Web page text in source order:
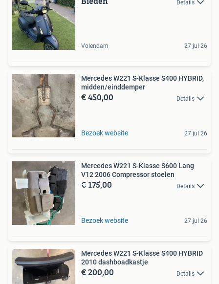
Details
Volendam 27 jul 26
Mercedes W221 S-Klasse S400 HYBRID,
midden/einddemper
€ 450,00 Details
Bezoek website 27 jul 26
Mercedes W221 S-Klasse S600 Lang
V12 2006 Compressor stoelen
€ 175,00 Details
Bezoek website 27 jul 26
Mercedes W221 S-Klasse S400 HYBRID
2010 dashboadkastje
€ 200,00 Details